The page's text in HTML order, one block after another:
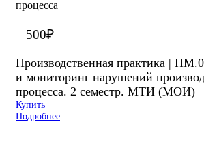
500₽
Производственная практика |
и мониторинг нарушений
процесса. 2 семестр. МТИ (МОИ)
Купить
Подробнее